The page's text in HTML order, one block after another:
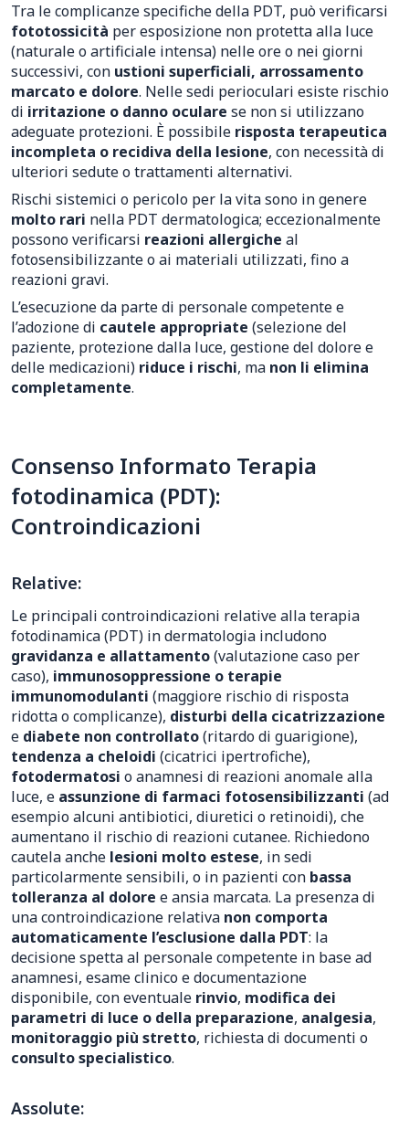
Tra le complicanze specifiche della PDT, può verificarsi
fototossicità per esposizione non protetta alla luce
(naturale o artificiale intensa) nelle ore o nei giorni
successivi, con ustioni superficiali, arrossamento
marcato e dolore. Nelle sedi perioculari esiste rischio
di irritazione o danno oculare se non si utilizzano
adeguate protezioni. È possibile risposta terapeutica
incompleta o recidiva della lesione, con necessità di
ulteriori sedute o trattamenti alternativi.
Rischi sistemici o pericolo per la vita sono in genere
molto rari nella PDT dermatologica; eccezionalmente
possono verificarsi reazioni allergiche al
fotosensibilizzante o ai materiali utilizzati, fino a
reazioni gravi.
L’esecuzione da parte di personale competente e
l’adozione di cautele appropriate (selezione del
paziente, protezione dalla luce, gestione del dolore e
delle medicazioni) riduce i rischi, ma non li elimina
completamente.
Consenso Informato Terapia
fotodinamica (PDT):
Controindicazioni
Relative:
Le principali controindicazioni relative alla terapia
fotodinamica (PDT) in dermatologia includono
gravidanza e allattamento(valutazione caso per
caso), immunosoppressione o terapie
immunomodulanti (maggiore rischio di risposta
ridotta o complicanze), disturbi della cicatrizzazione
e diabete non controllato(ritardo di guarigione),
tendenza a cheloidi (cicatrici ipertrofiche),
fotodermatosi o anamnesi di reazioni anomale alla
luce, e assunzione di farmaci fotosensibilizzanti (ad
esempio alcuni antibiotici, diuretici o retinoidi), che
aumentano il rischio di reazioni cutanee. Richiedono
cautela anche lesioni molto estese, in sedi
particolarmente sensibili, o in pazienti con bassa
tolleranza al dolore e ansia marcata. La presenza di
una controindicazione relativa non comporta
automaticamente l’esclusione dalla PDT: la
decisione spetta al personale competente in base ad
anamnesi, esame clinico e documentazione
disponibile, con eventuale rinvio, modifica dei
parametri di luce o della preparazione, analgesia,
monitoraggio più stretto, richiesta di documenti o
consulto specialistico.
Assolute: